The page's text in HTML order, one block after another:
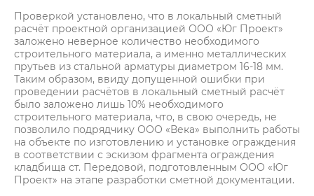
Проверкой установлено, что в локальный сметный
расчёт проектной организацией ООО «Юг Проект»
заложено неверное количество необходимого
строительного материала, а именно металлических
прутьев из стальной арматуры диаметром 16-18 мм.
Таким образом, ввиду допущенной ошибки при
проведении расчётов в локальный сметный расчёт
было заложено лишь 10% необходимого
строительного материала, что, в свою очередь, не
позволило подрядчику ООО «Века» выполнить работы
на объекте по изготовлению и установке ограждения
в соответствии с эскизом фрагмента ограждения
кладбища ст. Передовой, подготовленным ООО «Юг
Проект» на этапе разработки сметной документации.